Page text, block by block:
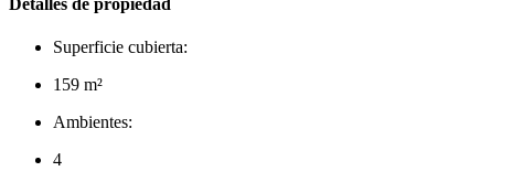
Superficie cubierta:
159 m²
Ambientes:
4